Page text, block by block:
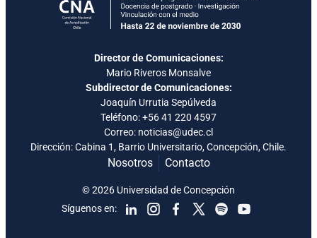
Director de Comunicaciones:
Mario Riveros Monsalve
Subdirector de Comunicaciones:
Joaquín Urrutia Sepúlveda
Teléfono:+56 41 220 4597
Correo: noticias@udec.cl
Dirección: Cabina 1, Barrio Universitario, Concepción, Chile.
Nosotros Contacto
Síguenos en:
© 2026 Universidad de Concepción